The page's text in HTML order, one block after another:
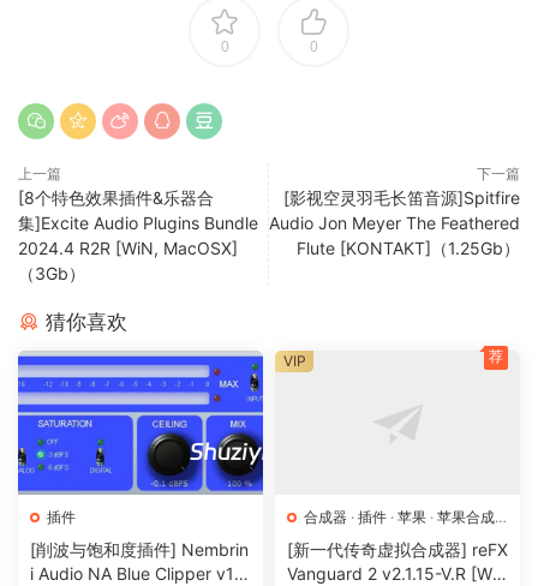
0 0
上一篇
[8个特色效果插件&乐器合
集]Excite Audio Plugins Bundle
2024.4 R2R [WiN, MacOSX]
（3Gb）
下一篇
[影视空灵羽毛长笛音源]Spitfire
Audio Jon Meyer The Feathered
Flute [KONTAKT]（1.25Gb）
猜你喜欢
插件
[削波与饱和度插件] Nembrin
i Audio NA Blue Clipper v1.
合成器 · 插件 · 苹果 · 苹果合成
器
[新一代传奇虚拟合成器] reFX
Vanguard 2 v2.1.15-V.R [Wi
VIP 荐